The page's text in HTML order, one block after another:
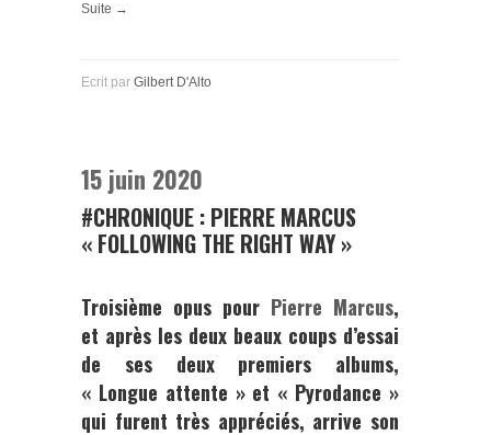
Suite →
Ecrit par Gilbert D'Alto
15 juin 2020
#CHRONIQUE : PIERRE MARCUS
« FOLLOWING THE RIGHT WAY »
Troisième opus pour Pierre Marcus,
et après les deux beaux coups d’essai
de ses deux premiers albums,
« Longue attente » et « Pyrodance »
qui furent très appréciés, arrive son